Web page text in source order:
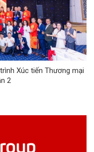
Xúc tiến Thương mại
2